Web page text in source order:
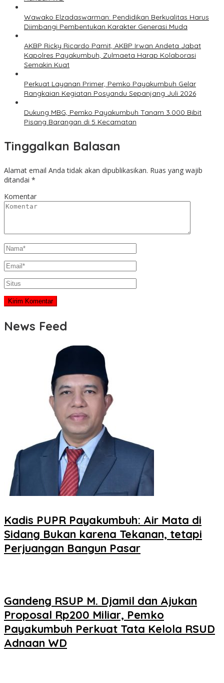
Wawako Elzadaswarman: Pendidikan Berkualitas Harus
Diimbangi Pembentukan Karakter Generasi Muda
AKBP Ricky Ricardo Pamit, AKBP Irwan Andeta Jabat
Kapolres Payakumbuh, Zulmaeta Harap Kolaborasi
Semakin Kuat
Perkuat Layanan Primer, Pemko Payakumbuh Gelar
Rangkaian Kegiatan Posyandu Sepanjang Juli 2026
Dukung MBG, Pemko Payakumbuh Tanam 3.000 Bibit
Pisang Barangan di 5 Kecamatan
Tinggalkan Balasan
Alamat email Anda tidak akan dipublikasikan. Ruas yang wajib
ditandai *
Komentar
News Feed
Kadis PUPR Payakumbuh: Air Mata di
Sidang Bukan karena Tekanan, tetapi
Perjuangan Bangun Pasar
Gandeng RSUP M. Djamil dan Ajukan
Proposal Rp200 Miliar, Pemko
Payakumbuh Perkuat Tata Kelola RSUD
Adnaan WD